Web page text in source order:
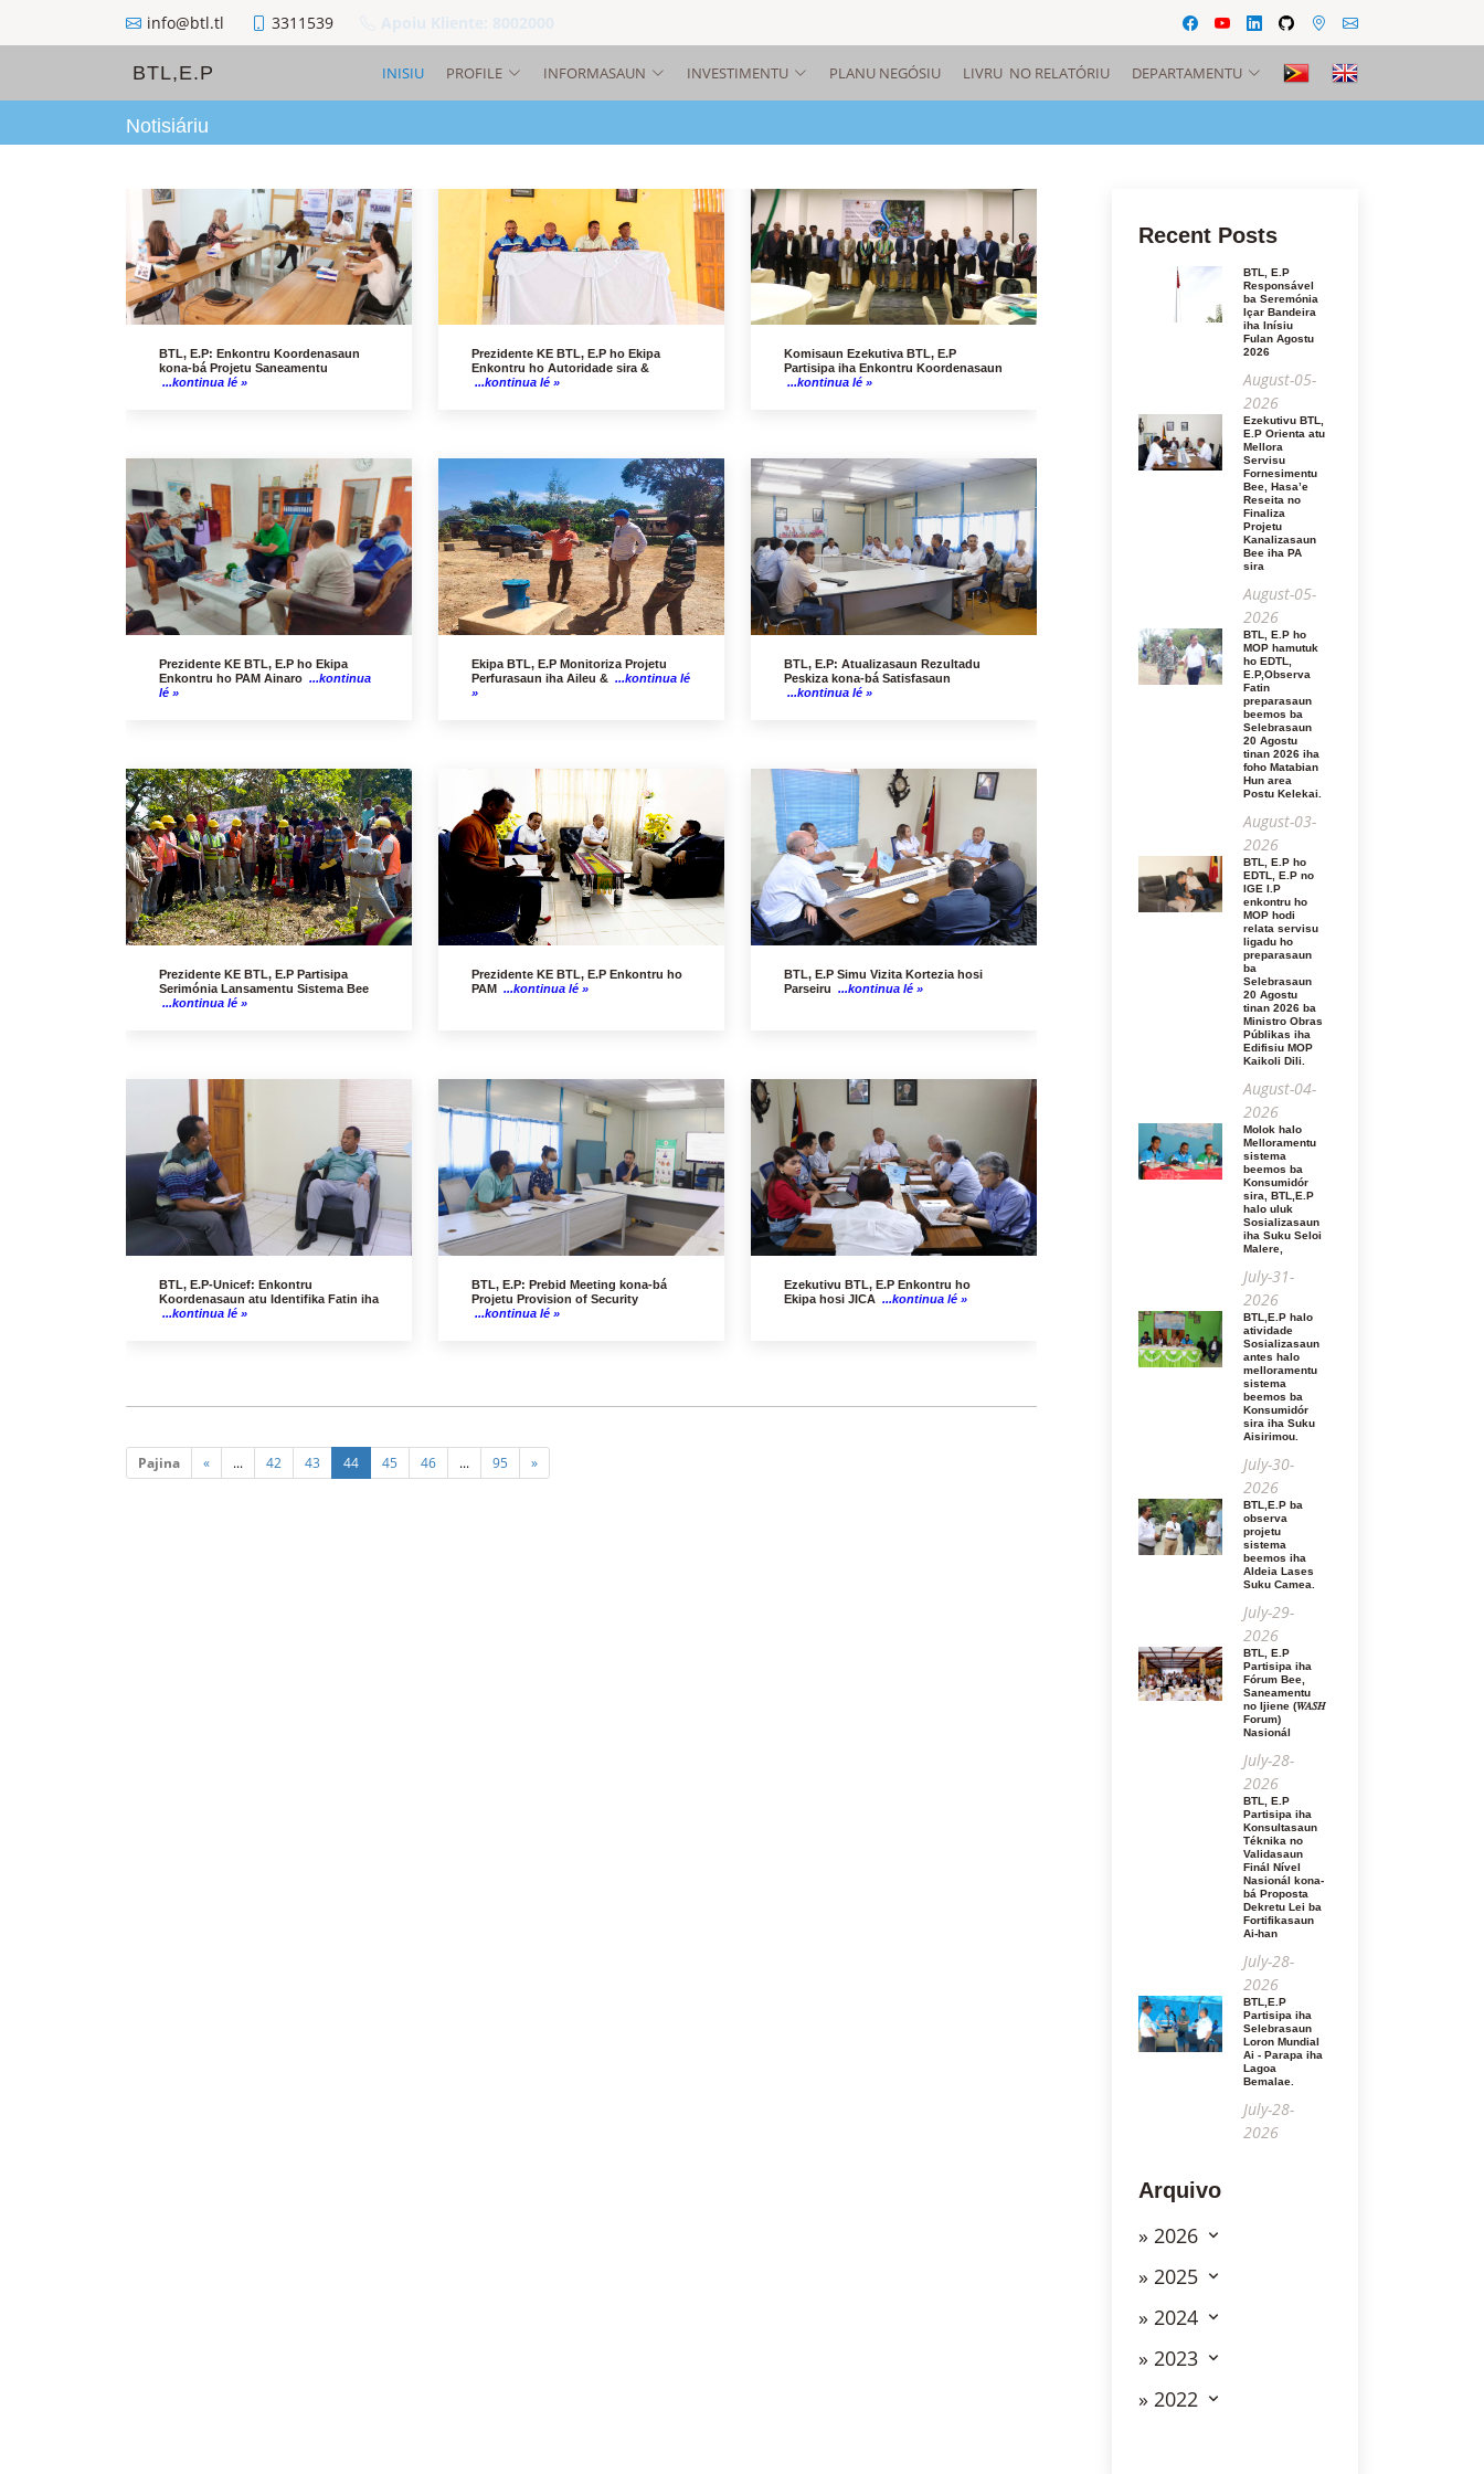
info@btl.tl 3311539 Apoiu Kliente: 8002000
BTL,E.P INISIU PROFILE INFORMASAUN INVESTIMENTU PLANU NEGÓSIU LIVRU NO RELATÓRIU DEPARTAMENTU
Notisiáriu
BTL, E.P: Enkontru Koordenasaun
kona-bá Projetu Saneamentu
...kontinua lé »
Prezidente KE BTL, E.P ho Ekipa
Enkontru ho Autoridade sira &
...kontinua lé »
Komisaun Ezekutiva BTL, E.P
Partisipa iha Enkontru Koordenasaun
...kontinua lé »
Prezidente KE BTL, E.P ho Ekipa
Enkontru ho PAM Ainaro ...kontinua
lé »
Ekipa BTL, E.P Monitoriza Projetu
Perfurasaun iha Aileu & ...kontinua lé
»
BTL, E.P: Atualizasaun Rezultadu
Peskiza kona-bá Satisfasaun
...kontinua lé »
Prezidente KE BTL, E.P Partisipa
Serimónia Lansamentu Sistema Bee
...kontinua lé »
Prezidente KE BTL, E.P Enkontru ho
PAM ...kontinua lé »
BTL, E.P Simu Vizita Kortezia hosi
Parseiru ...kontinua lé »
BTL, E.P-Unicef: Enkontru
Koordenasaun atu Identifika Fatin iha
...kontinua lé »
BTL, E.P: Prebid Meeting kona-bá
Projetu Provision of Security
...kontinua lé »
Ezekutivu BTL, E.P Enkontru ho
Ekipa hosi JICA ...kontinua lé »
Pajina « ... 42 43 44 45 46 ... 95 »
Recent Posts
BTL, E.P
Responsável
ba Seremónia
Içar Bandeira
iha Inísiu
Fulan Agostu
2026
August-05-
2026
Ezekutivu BTL,
E.P Orienta atu
Mellora
Servisu
Fornesimentu
Bee, Hasa’e
Reseita no
Finaliza
Projetu
Kanalizasaun
Bee iha PA
sira
August-05-
2026
BTL, E.P ho
MOP hamutuk
ho EDTL,
E.P,Observa
Fatin
preparasaun
beemos ba
Selebrasaun
20 Agostu
tinan 2026 iha
foho Matabian
Hun area
Postu Kelekai.
August-03-
2026
BTL, E.P ho
EDTL, E.P no
IGE I.P
enkontru ho
MOP hodi
relata servisu
ligadu ho
preparasaun
ba
Selebrasaun
20 Agostu
tinan 2026 ba
Ministro Obras
Públikas iha
Edifisiu MOP
Kaikoli Dili.
August-04-
2026
Molok halo
Melloramentu
sistema
beemos ba
Konsumidór
sira, BTL,E.P
halo uluk
Sosializasaun
iha Suku Seloi
Malere,
July-31-
2026
BTL,E.P halo
atividade
Sosializasaun
antes halo
melloramentu
sistema
beemos ba
Konsumidór
sira iha Suku
Aisirimou.
July-30-
2026
BTL,E.P ba
observa
projetu
sistema
beemos iha
Aldeia Lases
Suku Camea.
July-29-
2026
BTL, E.P
Partisipa iha
Fórum Bee,
Saneamentu
no Ijiene (𝑊𝐴𝑆𝐻
Forum)
Nasionál
July-28-
2026
BTL, E.P
Partisipa iha
Konsultasaun
Téknika no
Validasaun
Finál Nível
Nasionál kona-
bá Proposta
Dekretu Lei ba
Fortifikasaun
Ai-han
July-28-
2026
BTL,E.P
Partisipa iha
Selebrasaun
Loron Mundial
Ai - Parapa iha
Lagoa
Bemalae.
July-28-
2026
Arquivo
» 2026
» 2025
» 2024
» 2023
» 2022